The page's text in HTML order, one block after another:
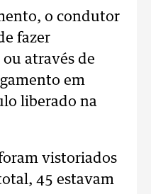
o condutor
fazer
através de
em
liberado na
vistoriados
45 estavam